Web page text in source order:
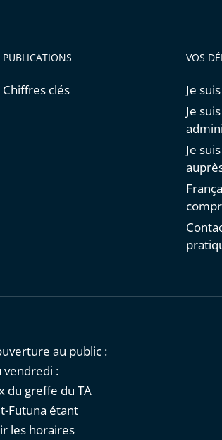
PUBLICATIONS
Chiffres clés
VOS
Je
Je
Je
au public :
vendredi :
du greffe du TA
Futuna étant
les horaires